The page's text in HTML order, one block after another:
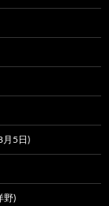
月5日)
野)